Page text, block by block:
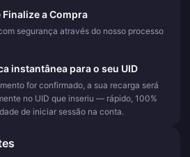
Finalize a Compra
segurança através do nosso processo
instantânea para o seu UID
for confirmado, a sua recarga será
no UID que inseriu — rápido, 100%
de iniciar sessão na conta.